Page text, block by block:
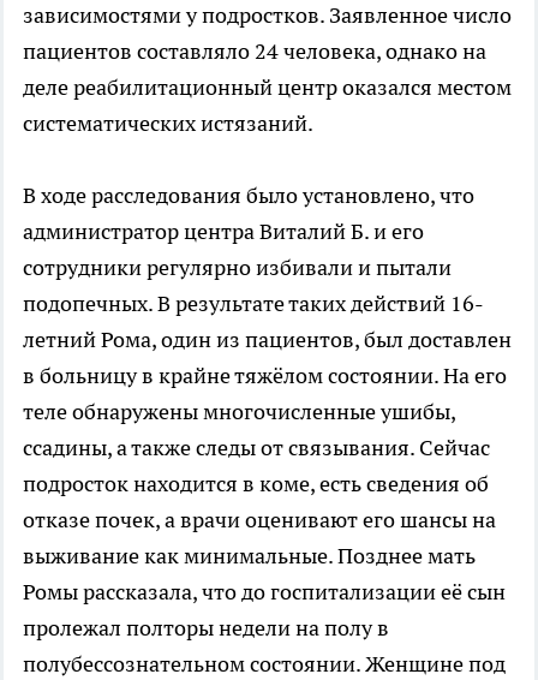
зависимостями у подростков. Заявленное число
пациентов составляло 24 человека, однако на
деле реабилитационный центр оказался местом
систематических истязаний.
В ходе расследования было установлено, что
администратор центра Виталий Б. и его
сотрудники регулярно избивали и пытали
подопечных. В результате таких действий 16-
летний Рома, один из пациентов, был доставлен
в больницу в крайне тяжёлом состоянии. На его
теле обнаружены многочисленные ушибы,
ссадины, а также следы от связывания. Сейчас
подросток находится в коме, есть сведения об
отказе почек, а врачи оценивают его шансы на
выживание как минимальные. Позднее мать
Ромы рассказала, что до госпитализации её сын
пролежал полторы недели на полу в
полубессознательном состоянии. Женщине под